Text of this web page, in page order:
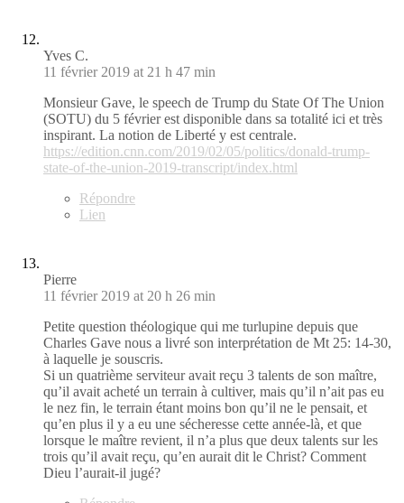
Yves C.
11 février 2019 at 21 h 47 min
Monsieur Gave, le speech de Trump du State Of The Union
(SOTU) du 5 février est disponible dans sa totalité ici et très
inspirant. La notion de Liberté y est centrale.
https://edition.cnn.com/2019/02/05/politics/donald-trump-
state-of-the-union-2019-transcript/index.html
Répondre
Lien
Pierre
11 février 2019 at 20 h 26 min
Petite question théologique qui me turlupine depuis que
Charles Gave nous a livré son interprétation de Mt 25: 14-30,
à laquelle je souscris.
Si un quatrième serviteur avait reçu 3 talents de son maître,
qu’il avait acheté un terrain à cultiver, mais qu’il n’ait pas eu
le nez fin, le terrain étant moins bon qu’il ne le pensait, et
qu’en plus il y a eu une sécheresse cette année-là, et que
lorsque le maître revient, il n’a plus que deux talents sur les
trois qu’il avait reçu, qu’en aurait dit le Christ? Comment
Dieu l’aurait-il jugé?